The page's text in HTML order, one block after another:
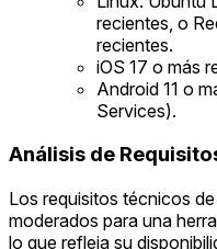
recientes, o
recientes.
iOS 17 o más
Android 11 o
Services).
Análisis de
Los requisitos técnicos
moderados para una
lo que refleja su